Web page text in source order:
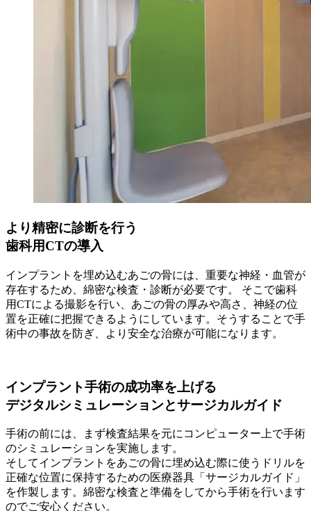
より精密に診断を行う
歯科用CTの導入
インプラントを埋め込むあごの骨には、重要な神経・血管が
存在するため、綿密な検査・診断が必要です。 そこで歯科
用CTによる撮影を行い、あごの骨の厚みや高さ、神経の位
置を正確に把握できるようにしています。そうすることで手
術中の事故を防ぎ、より安全な治療が可能になります。
インプラント手術の成功率を上げる
デジタルシミュレーションとサージカルガイド
手術の前には、まず検査結果を元にコンピューター上で手術
のシミュレーションを実施します。
そしてインプラントをあごの骨に埋め込む際に使うドリルを
正確な位置に保持するための医療器具「サージカルガイド」
を作製します。綿密な検査と準備をしてから手術を行います
のでご安心ください。